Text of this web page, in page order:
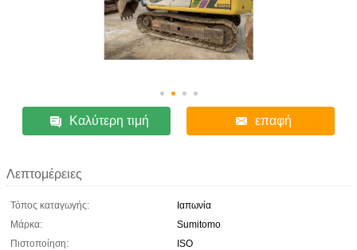
Καλύτερη τιμή επαφή
Λεπτομέρειες
Τόπος καταγωγής:
Ιαπωνία
Μάρκα:
Sumitomo
Πιστοποίηση:
ISO